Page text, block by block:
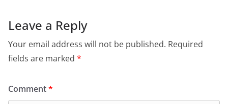
Leave a Reply
Your email address will not be published. Required
fields are marked *
Comment*